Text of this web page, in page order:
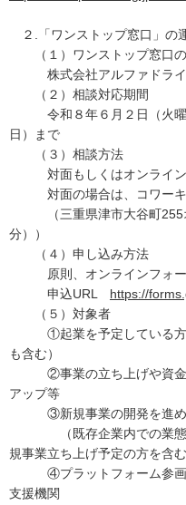
２.「ワンストップ窓口」の
（１）ワンストップ窓口
株式会社アルファドライ
（２）相談対応期間
令和８年６月２日（火曜
日）まで
（３）相談方法
対面もしくはオンライン
対面の場合は、コワーキ
（三重県津市大谷町255オ
分））
（４）申し込み方法
原則、オンラインフォー
申込URL https://
（５）対象者
①起業を予定している方（
も含む）
②事業の立ち上げや資金調
アップ等
③新規事業の開発を進め
（既存企業内での業態転
規事業立ち上げ予定の方を含む
④プラットフォーム参画機
支援機関